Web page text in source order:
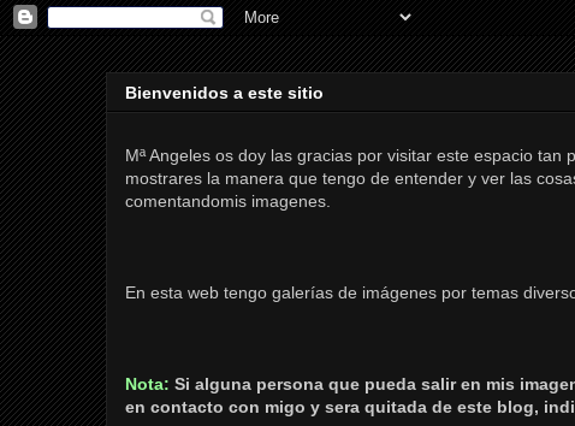
Bienvenidos a este sitio
Mª Angeles os doy las gracias por visitar este espacio
mostrares la manera que tengo de entender y ver las
comentandomis imagenes.
En esta web tengo galerías de imágenes por temas
Nota: Si alguna persona que pueda salir en mis
en contacto con migo y sera quitada de este blog,